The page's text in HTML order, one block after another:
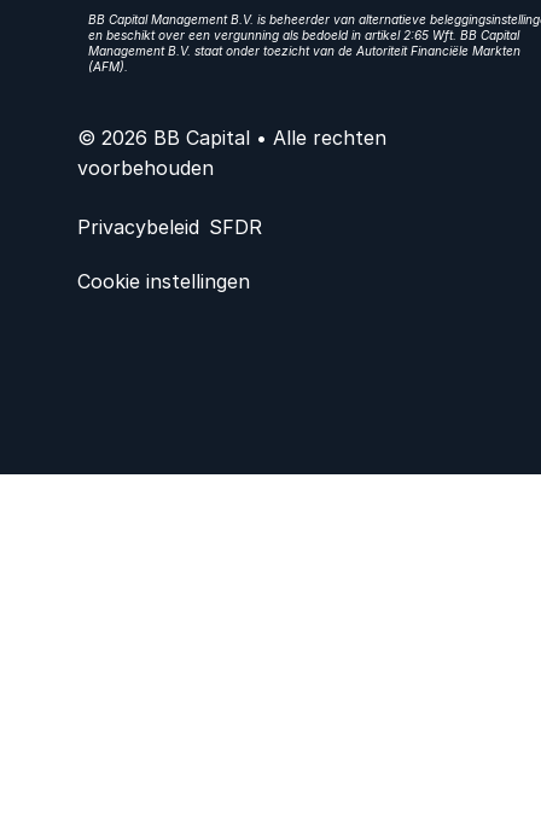
BB Capital Management B.V. is beheerder van alternatieve
en beschikt over een vergunning als bedoeld in artikel 2:65 Wft. BB Capital
Management B.V. staat onder toezicht van de Autoriteit Financiële Markten
(AFM).
© 2026 BB Capital • Alle rechten
voorbehouden
Privacybeleid SFDR
Cookie instellingen